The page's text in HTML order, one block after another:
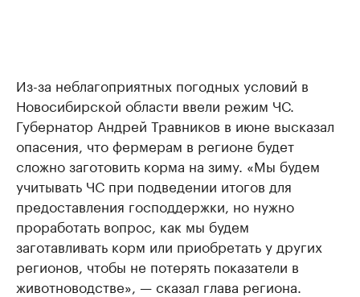
Из-за неблагоприятных погодных условий в
Новосибирской области ввели режим ЧС.
Губернатор Андрей Травников в июне высказал
опасения, что фермерам в регионе будет
сложно заготовить корма на зиму. «Мы будем
учитывать ЧС при подведении итогов для
предоставления господдержки, но нужно
проработать вопрос, как мы будем
заготавливать корм или приобретать у других
регионов, чтобы не потерять показатели в
животноводстве», — сказал глава региона.